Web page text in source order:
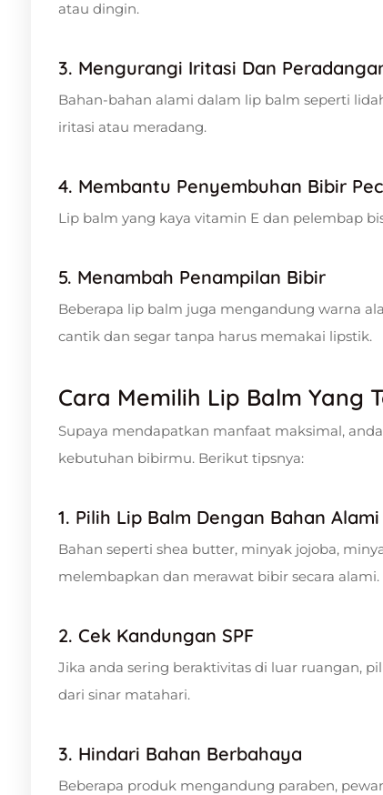
atau dingin.
3. Mengurangi Iritasi Dan
Bahan-bahan alami dalam lip balm seperti
iritasi atau meradang.
4. Membantu Penyembuhan Bibir
Lip balm yang kaya vitamin E dan pelembap
5. Menambah Penampilan Bibir
Beberapa lip balm juga mengandung warna
cantik dan segar tanpa harus memakai lipstik.
Cara Memilih Lip Balm Yang
Supaya mendapatkan manfaat maksimal,
kebutuhan bibirmu. Berikut tipsnya:
1. Pilih Lip Balm Dengan Bahan Alami
Bahan seperti shea butter, minyak jojoba,
melembapkan dan merawat bibir secara alami.
2. Cek Kandungan SPF
Jika anda sering beraktivitas di luar ruangan,
dari sinar matahari.
3. Hindari Bahan Berbahaya
Beberapa produk mengandung paraben,